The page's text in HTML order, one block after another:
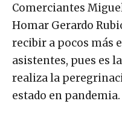
Comerciantes
Homar Gerardo
recibir a pocos más
asistentes, pues es
realiza la
estado en pandemia.